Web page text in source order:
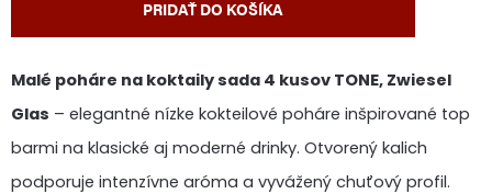
PRIDAŤ DO KOŠÍKA
Malé poháre na koktaily sada 4 kusov TONE, Zwiesel
Glas – elegantné nízke kokteilové poháre inšpirované top
barmi na klasické aj moderné drinky. Otvorený kalich
podporuje intenzívne aróma a vyvážený chuťový profil.